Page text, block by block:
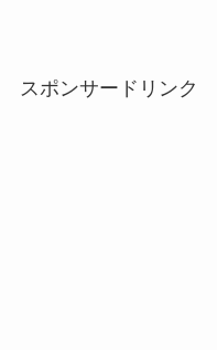
スポンサードリンク